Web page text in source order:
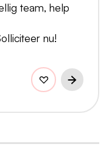
team, help
nu!